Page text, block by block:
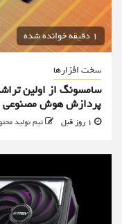
1 دقیقه خوانده شده
سخت افزارها
پردازش هوش مصنوعی
تیم تولید